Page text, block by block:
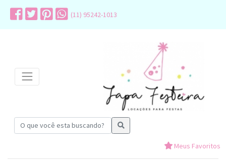
(11) 95242-1013
Meus Favoritos